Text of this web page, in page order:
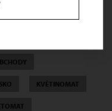
PREDAJ
KVĚTINOMAT